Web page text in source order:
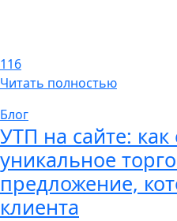
116
Читать полностью
Блог
УТП на сайте:
уникальное
предложение,
клиента